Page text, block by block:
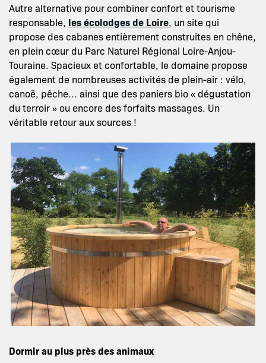
Autre alternative pour combiner confort et tourisme
responsable, les écolodges de Loire, un site qui
propose des cabanes entièrement construites en chêne,
en plein cœur du Parc Naturel Régional Loire-Anjou-
Touraine. Spacieux et confortable, le domaine propose
également de nombreuses activités de plein-air : vélo,
canoë, pêche… ainsi que des paniers bio « dégustation
du terroir » ou encore des forfaits massages. Un
véritable retour aux sources !
Dormir au plus près des animaux